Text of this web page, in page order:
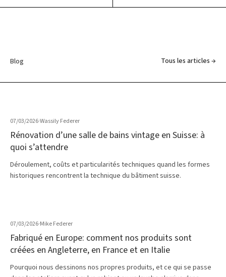
Blog Tous les articles →
07/03/2026·Wassily Federer
Rénovation d’une salle de bains vintage en Suisse: à
quoi s’attendre
Déroulement, coûts et particularités techniques quand les formes
historiques rencontrent la technique du bâtiment suisse.
07/03/2026·Mike Federer
Fabriqué en Europe: comment nos produits sont
créées en Angleterre, en France et en Italie
Pourquoi nous dessinons nos propres produits, et ce qui se passe